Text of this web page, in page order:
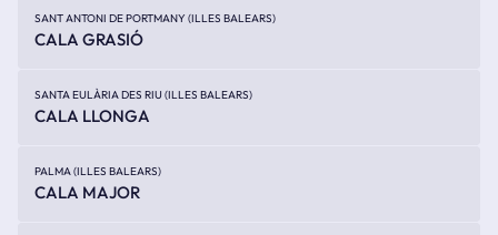
SANT ANTONI DE PORTMANY (ILLES BALEARS)
CALA GRASIÓ
SANTA EULÀRIA DES RIU (ILLES BALEARS)
CALA LLONGA
PALMA (ILLES BALEARS)
CALA MAJOR